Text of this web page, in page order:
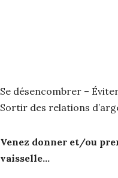
Se désencombrer –
Sortir des relations
Venez donner et/ou
vaisselle…